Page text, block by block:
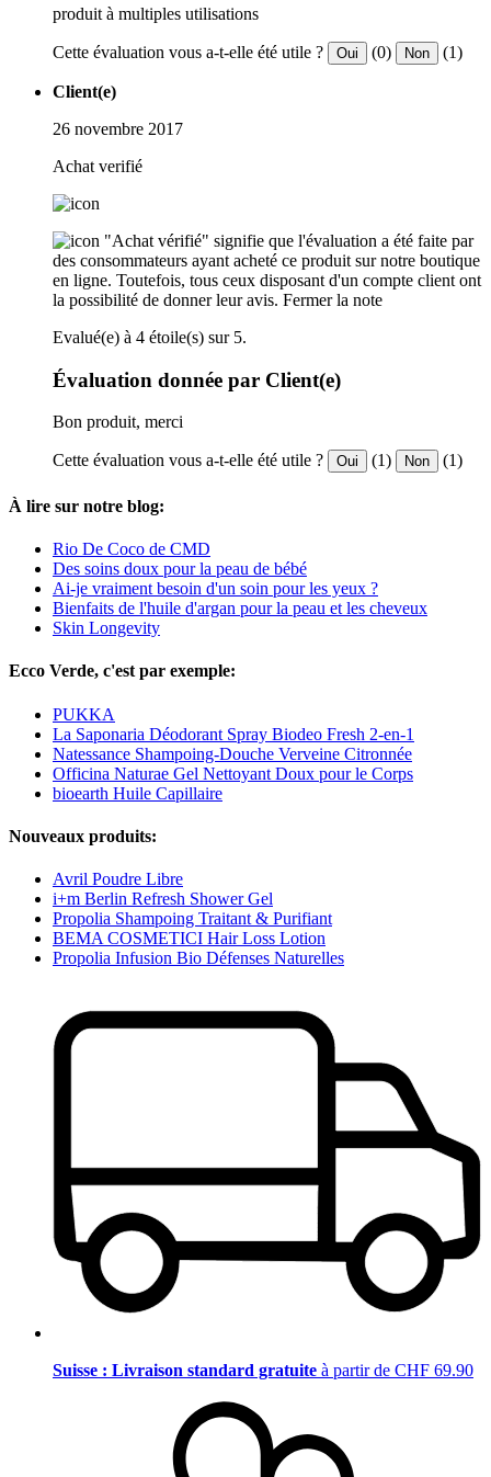
produit à multiples utilisations
Cette évaluation vous a-t-elle été utile ? Oui (0) Non (1)
Client(e)
26 novembre 2017
Achat verifié
"Achat vérifié" signifie que l'évaluation a été faite par
des consommateurs ayant acheté ce produit sur notre boutique
en ligne. Toutefois, tous ceux disposant d'un compte client ont
la possibilité de donner leur avis. Fermer la note
Evalué(e) à 4 étoile(s) sur 5.
Évaluation donnée par Client(e)
Bon produit, merci
Cette évaluation vous a-t-elle été utile ? Oui (1) Non (1)
À lire sur notre blog:
Rio De Coco de CMD
Des soins doux pour la peau de bébé
Ai-je vraiment besoin d'un soin pour les yeux ?
Bienfaits de l'huile d'argan pour la peau et les cheveux
Skin Longevity
Ecco Verde, c'est par exemple:
PUKKA
La Saponaria Déodorant Spray Biodeo Fresh 2-en-1
Natessance Shampoing-Douche Verveine Citronnée
Officina Naturae Gel Nettoyant Doux pour le Corps
bioearth Huile Capillaire
Nouveaux produits:
Avril Poudre Libre
i+m Berlin Refresh Shower Gel
Propolia Shampoing Traitant & Purifiant
BEMA COSMETICI Hair Loss Lotion
Propolia Infusion Bio Défenses Naturelles
Suisse : Livraison standard gratuite à partir de CHF 69.90